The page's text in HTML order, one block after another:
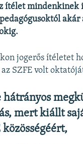
ítélet mindenkinek
akár
jogerős ítéletet
SZFE volt
hátrányos
mert kiállt
közösségéért,